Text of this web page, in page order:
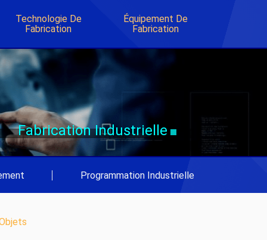
Technologie De
Fabrication
Équipement De
Fabrication
Fabrication Industrielle
Programmation Industrielle